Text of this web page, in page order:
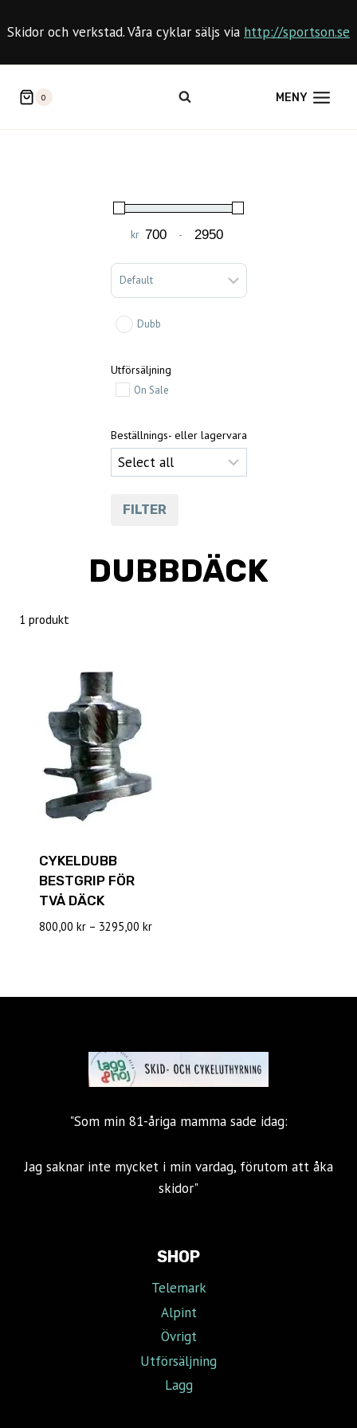
toSkidor och verkstad. Våra cyklar säljs via http://sportson.se
0 MENY
DUBBDÄCK
1 produkt
CYKELDUBB
BESTGRIP FÖR
TVÅ DÄCK
800,00 kr – 3295,00 krPrisintervall:
kr -
Sort Products
Dubb
Utförsäljning
On Sale
Beställnings- eller lagervara
FILTER
"Som min 81-åriga mamma sade idag:
Jag saknar inte mycket i min vardag, förutom att åka
skidor"
SHOP
Telemark
Alpint
Övrigt
Utförsäljning
Lagg